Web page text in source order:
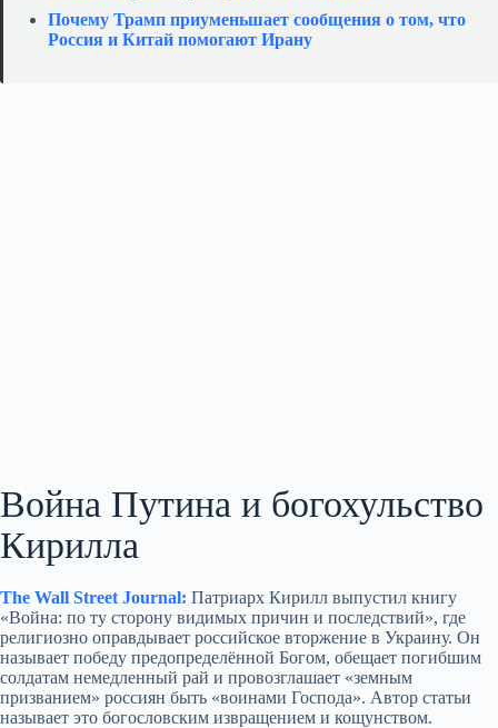
Почему Трамп приуменьшает сообщения о том, что
Россия и Китай помогают Ирану
Война Путина и богохульство
Кирилла
The Wall Street Journal: Патриарх Кирилл выпустил книгу
«Война: по ту сторону видимых причин и последствий», где
религиозно оправдывает российское вторжение в Украину. Он
называет победу предопределённой Богом, обещает погибшим
солдатам немедленный рай и провозглашает «земным
призванием» россиян быть «воинами Господа». Автор статьи
называет это богословским извращением и кощунством.